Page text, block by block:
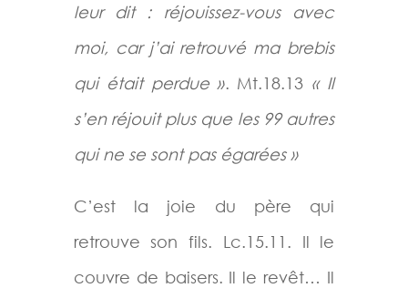
leur dit : réjouissez-vous avec
moi, car j’ai retrouvé ma brebis
qui était perdue ». Mt.18.13 « Il
s’en réjouit plus que les 99 autres
qui ne se sont pas égarées »
C’est la joie du père qui
retrouve son fils. Lc.15.11. Il le
couvre de baisers. Il le revêt… Il